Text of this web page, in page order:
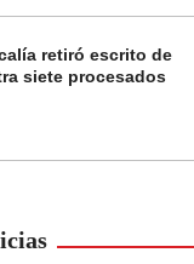
retiró escrito de
siete procesados